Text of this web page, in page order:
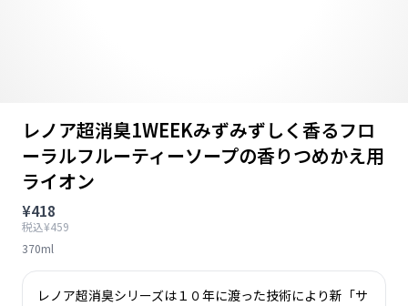
レノア超消臭1WEEKみずみずしく香るフロ
ーラルフルーティーソープの香りつめかえ用
ライオン
¥418
税込¥459
370ml
レノア超消臭シリーズは１０年に渡った技術により新「サ